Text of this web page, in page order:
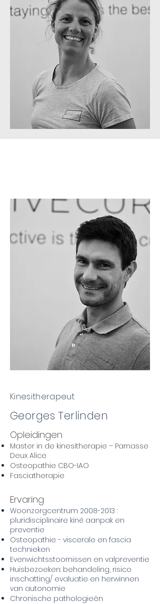
Kinesitherapeut
Georges Terlinden
Opleidingen
Master in de kinesitherapie – Parnasse
Deux Alice
Osteopathie CBO-IAO
Fasciatherapie
Ervaring
Woonzorgcentrum 2008-2013 :
pluridisciplinaire kiné aanpak en
preventie
Osteopathie - viscerale en fascia
technieken
Evenwichtsstoornissen en valpreventie
Huisbezoeken: behandeling, risico
inschatting/ evaluatie en herwinnen
van autonomie
Chronische pathologieën